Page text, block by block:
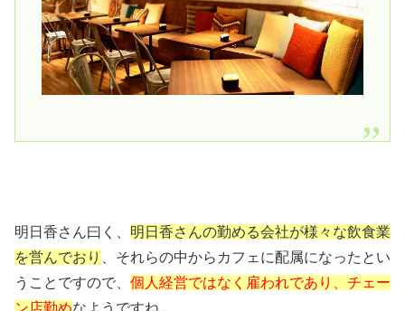
明日香さん曰く、 明日香さんの勤める会社が様々な飲食業
を営んでおり
、それらの中からカフェに配属になったとい
うことですので、 個人経営ではなく雇われであり、チェー
ン店勤めなようですね。